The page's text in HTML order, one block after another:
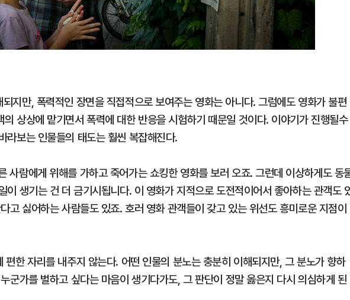
되지만, 폭력적인 장면을 직접적으로 보여주는 영화는 아니다. 그럼에도 영화가 불편
상상에 맡기면서 폭력에 대한 반응을 시험하기 때문일 것이다. 이야기가 진행될수
라보는 인물들의 태도는 훨씬 복잡해진다.
사람에게 위해를 가하고 죽어가는 쇼킹한 영화를 보러 오죠. 그런데 이상하게도 동
이 생기는 건 더 금기시됩니다. 이 영화가 지적으로 도전적이어서 좋아하는 관객도
고 싫어하는 사람들도 있죠. 호러 영화 관객들이 갖고 있는 위선도 흥미로운 지점이
편한 자리를 내주지 않는다. 어떤 인물의 분노는 충분히 이해되지만, 그 분노가 향하
군가를 벌하고 싶다는 마음이 생기다가도, 그 판단이 정말 옳은지 다시 의심하게 된